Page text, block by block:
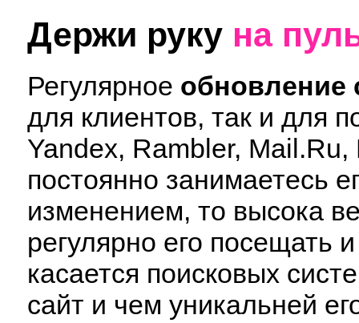
Держи руку на
Регулярное обновление
для клиентов, так и для
Yandex, Rambler,
постоянно занимаетесь
изменением, то высока
регулярно его посещать
касается поисковых
сайт и чем уникальней